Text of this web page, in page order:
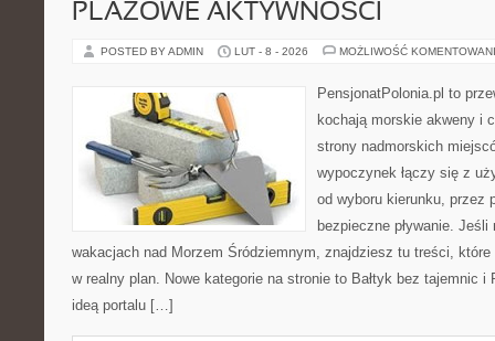
PLAŻOWE AKTYWNOŚCI
POSTED BY ADMIN LUT - 8 - 2026 MOŻLIWOŚĆ
PensjonatPolonia.pl to
kochają morskie akweny i
strony nadmorskich
wypoczynek łączy się z
od wyboru kierunku, przez
bezpieczne pływanie.
wakacjach nad Morzem Śródziemnym, znajdziesz tu treści, które
w realny plan. Nowe kategorie na stronie to Bałtyk bez tajemnic i
ideą portalu […]